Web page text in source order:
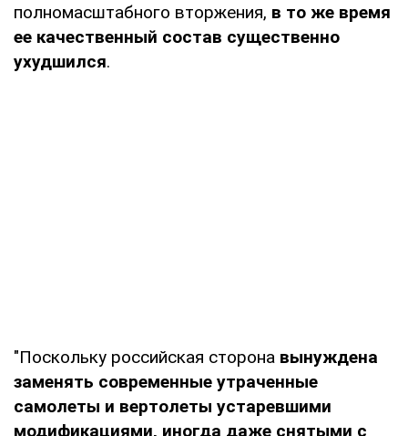
полномасштабного вторжения, в то же время
ее качественный состав существенно
ухудшился.
"Поскольку российская сторона вынуждена
заменять современные утраченные
самолеты и вертолеты устаревшими
модификациями, иногда даже снятыми с